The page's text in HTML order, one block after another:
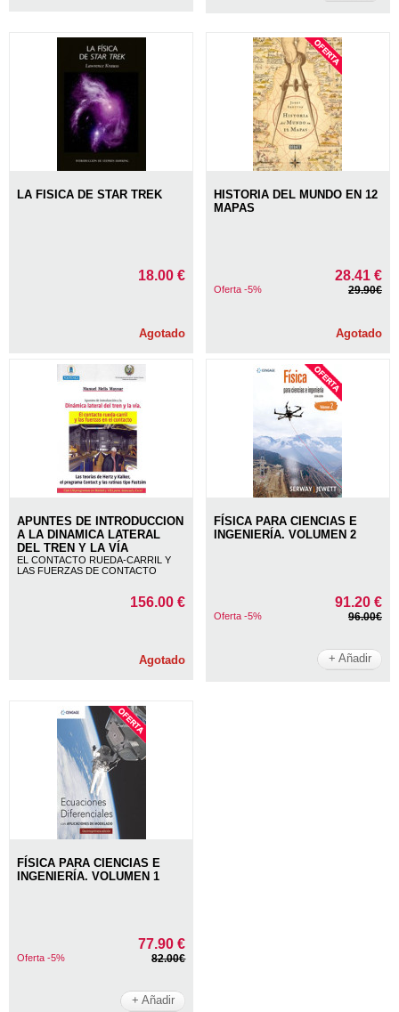
LA FISICA DE STAR TREK
18.00 €
Agotado
HISTORIA DEL MUNDO EN 12
MAPAS
28.41 €
Oferta -5% 29.90€
Agotado
APUNTES DE INTRODUCCION
A LA DINAMICA LATERAL
DEL TREN Y LA VÍA
EL CONTACTO RUEDA-CARRIL Y
LAS FUERZAS DE CONTACTO
156.00 €
Agotado
FÍSICA PARA CIENCIAS E
INGENIERÍA. VOLUMEN 2
91.20 €
Oferta -5% 96.00€
+ Añadir
FÍSICA PARA CIENCIAS E
INGENIERÍA. VOLUMEN 1
77.90 €
Oferta -5% 82.00€
+ Añadir